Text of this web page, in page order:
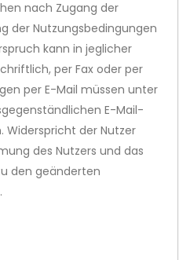
nach Zugang der
der Nutzungsbedingungen
kann in jeglicher
per Fax oder per
per E-Mail müssen unter
E-Mail-
Widerspricht der Nutzer
des Nutzers und das
den geänderten